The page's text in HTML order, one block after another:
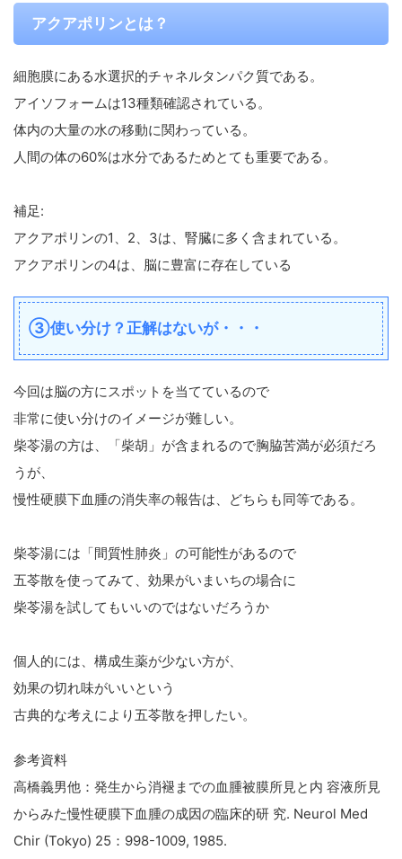
アクアポリンとは？
細胞膜にある水選択的チャネルタンパク質である。
アイソフォームは13種類確認されている。
体内の大量の水の移動に関わっている。
人間の体の60%は水分であるためとても重要である。
補足:
アクアポリンの1、2、3は、腎臓に多く含まれている。
アクアポリンの4は、脳に豊富に存在している
③使い分け？正解はないが・・・
今回は脳の方にスポットを当てているので
非常に使い分けのイメージが難しい。
柴苓湯の方は、「柴胡」が含まれるので胸脇苦満が必須だろ
うが、
慢性硬膜下血腫の消失率の報告は、どちらも同等である。
柴苓湯には「間質性肺炎」の可能性があるので
五苓散を使ってみて、効果がいまいちの場合に
柴苓湯を試してもいいのではないだろうか
個人的には、構成生薬が少ない方が、
効果の切れ味がいいという
古典的な考えにより五苓散を押したい。
参考資料
高橋義男他：発生から消褪までの血腫被膜所見と内 容液所見
からみた慢性硬膜下血腫の成因の臨床的研 究. Neurol Med
Chir (Tokyo) 25：998-1009, 1985.